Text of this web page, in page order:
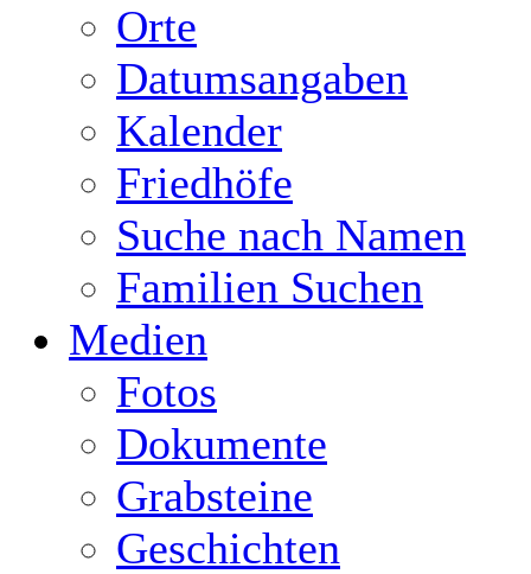
Orte
Datumsangaben
Kalender
Friedhöfe
Suche nach Namen
Familien Suchen
Medien
Fotos
Dokumente
Grabsteine
Geschichten